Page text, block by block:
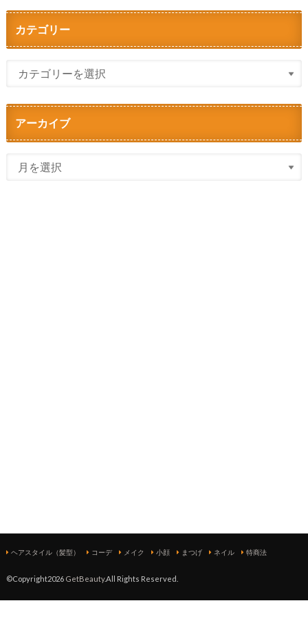
カテゴリー
アーカイブ
ヘアスタイル（髪型） コーデ メイク 小顔 まつげ ネイル 特商法
©Copyright2026 GetBeauty.All Rights Reserved.